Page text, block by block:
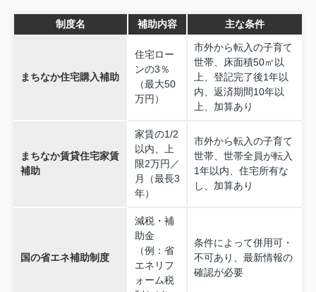
制度名 補助内容 主な条件
まちなか住宅購入補助
住宅ロー
ンの3％
（最大50
万円）
市外から転入の子育て
世帯、床面積50㎡以
上、登記完了後1年以
内、返済期間10年以
上、加算あり
まちなか賃貸住宅家賃
補助
家賃の1/2
以内、上
限2万円／
月（最長3
年）
市外から転入の子育て
世帯、世帯全員が転入
1年以内、住宅所有な
し、加算あり
国の省エネ補助制度
減税・補
助金
（例：省
エネリフ
ォーム税
条件によって併用可・
不可あり、最新情報の
確認が必要